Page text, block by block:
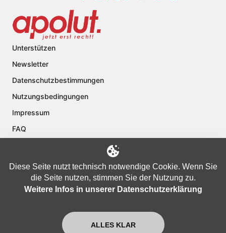
Unterstützen
Newsletter
Datenschutzbestimmungen
Nutzungsbedingungen
Impressum
FAQ
Copyright © 2024 apolut | Jetzt erst recht!. Published apolut Creatives
Diese Seite nutzt technisch notwendige Cookie. Wenn Sie
die Seite nutzen, stimmen Sie der Nutzung zu.
Weitere Infos in unserer Datenschutzerklärung
ALLES KLAR